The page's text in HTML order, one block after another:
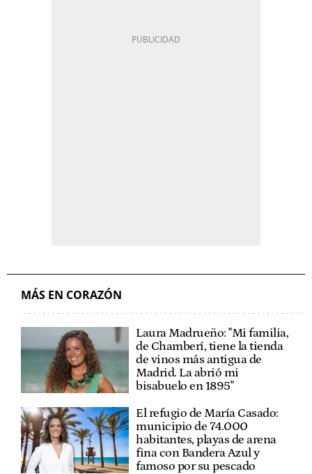
MÁS EN CORAZÓN
Laura Madrueño: "Mi familia,
de Chamberí, tiene la tienda
de vinos más antigua de
Madrid. La abrió mi
bisabuelo en 1895"
El refugio de María Casado:
municipio de 74.000
habitantes, playas de arena
fina con Bandera Azul y
famoso por su pescado